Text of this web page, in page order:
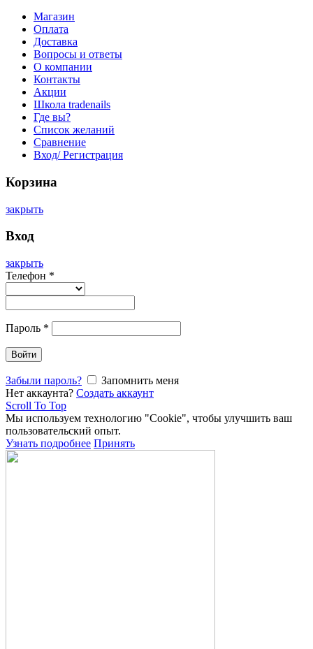
Магазин
Оплата
Доставка
Вопросы и ответы
О компании
Контакты
Акции
Школа tradenails
Где вы?
Список желаний
Сравнение
Вход/ Регистрация
Корзина
закрыть
Вход
закрыть
Телефон *
Пароль *
Войти
Забыли пароль?
Запомнить меня
Нет аккаунта? Создать аккаунт
Scroll To Top
Мы используем технологию "Cookie", чтобы улучшить ваш
пользовательский опыт.
Узнать подробнее Принять